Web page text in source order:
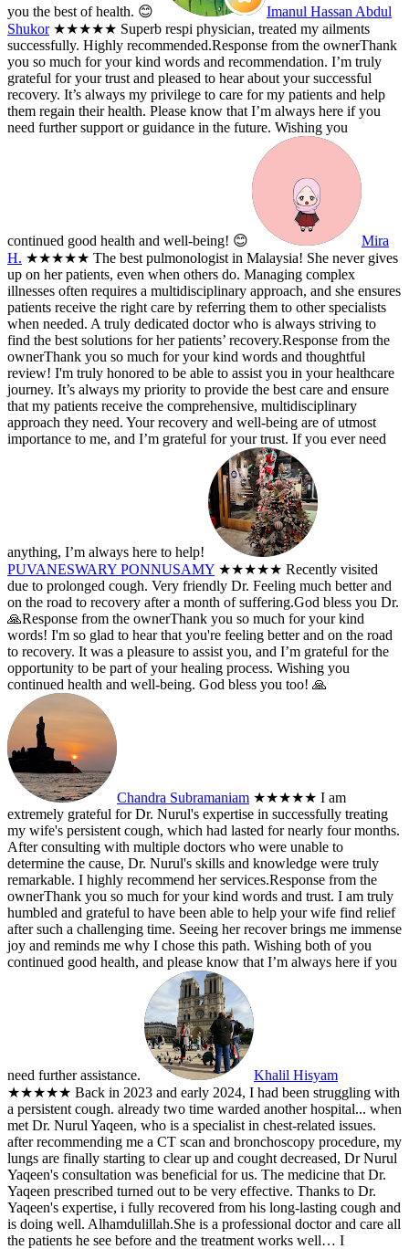
you the best of health. 😊
Imanul Hassan Abdul
Shukor★★★★★ Superb respi physician, treated my ailments
successfully. Highly recommended.Response from the ownerThank
you so much for your kind words and recommendation. I’m truly
grateful for your trust and pleased to hear about your successful
recovery. It’s always my privilege to care for my patients and help
them regain their health. Please know that I’m always here if you
need further support or guidance in the future. Wishing you
continued good health and well-being! 😊
Mira
H. ★★★★★ The best pulmonologist in Malaysia! She never gives
up on her patients, even when others do. Managing complex
illnesses often requires a multidisciplinary approach, and she ensures
patients receive the right care by referring them to other specialists
when needed. A truly dedicated doctor who is always striving to
find the best solutions for her patients’ recovery.Response from the
ownerThank you so much for your kind words and thoughtful
review! I'm truly honored to be able to assist you in your healthcare
journey. It’s always my priority to provide the best care and ensure
that my patients receive the comprehensive, multidisciplinary
approach they need. Your recovery and well-being are of utmost
importance to me, and I’m grateful for your trust. If you ever need
anything, I’m always here to help!
PUVANESWARY PONNUSAMY ★★★★★ Recently visited
due to prolonged cough. Very friendly Dr. Feeling much better and
on the road to recovery after a month of suffering.God bless you Dr.
🙏Response from the ownerThank you so much for your kind
words! I'm so glad to hear that you're feeling better and on the road
to recovery. It was a pleasure to assist you, and I’m grateful for the
opportunity to be part of your healing process. Wishing you
continued health and well-being. God bless you too! 🙏
Chandra Subramaniam ★★★★★ I am
extremely grateful for Dr. Nurul's expertise in successfully treating
my wife's persistent cough, which had lasted for nearly four months.
After consulting with multiple doctors who were unable to
determine the cause, Dr. Nurul's skills and knowledge were truly
remarkable. I highly recommend her services.Response from the
ownerThank you so much for your kind words and trust. I am truly
humbled and grateful to have been able to help your wife find relief
after such a challenging time. Seeing her recover brings me immense
joy and reminds me why I chose this path. Wishing both of you
continued good health, and please know that I’m always here if you
need further assistance.
Khalil Hisyam
★★★★★ Back in 2023 and early 2024, I had been struggling with
a persistent cough. already two time warded another hospital... when
met Dr. Nurul Yaqeen, who is a specialist in chest-related issues.
after recommending me a CT scan and bronchoscopy procedure, my
lungs are finally starting to clear up and cought decreased, Dr Nurul
Yaqeen's consultation was beneficial for us. The medicine that Dr.
Yaqeen prescribed turned out to be very effective. Thanks to Dr.
Yaqeen's expertise, i fully recovered from his long-lasting cough and
is doing well. Alhamdulillah.She is a professional doctor and care all
the patients he see before and the treatment works well… I